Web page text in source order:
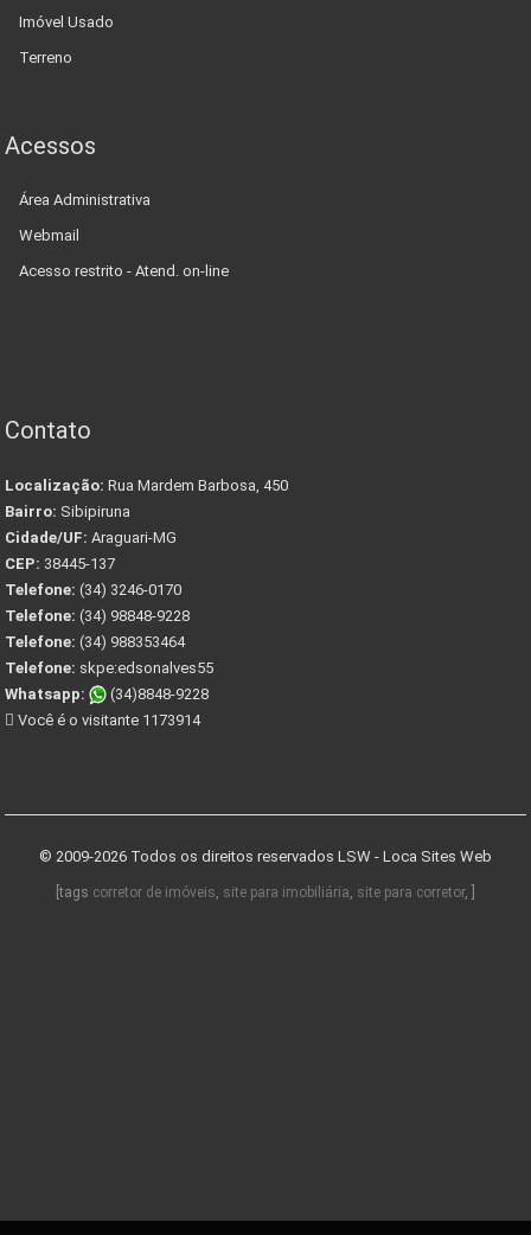
Imóvel Usado
Terreno
Acessos
Área Administrativa
Webmail
Acesso restrito - Atend. on-line
Contato
Localização: Rua Mardem Barbosa, 450
Bairro: Sibipiruna
Cidade/UF: Araguari-MG
CEP: 38445-137
Telefone: (34) 3246-0170
Telefone: (34) 98848-9228
Telefone: (34) 988353464
Telefone: skpe:edsonalves55
Whatsapp:
(34)8848-9228
Você é o visitante 1173914
© 2009-2026 Todos os direitos reservados LSW - Loca Sites Web
[tags corretor de imóveis, site para imobiliária, site para corretor, ]